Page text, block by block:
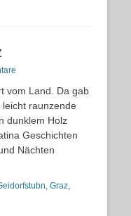
vom Land. Da gab
raunzende
dunklem Holz
Geschichten
Nächten
, Graz,